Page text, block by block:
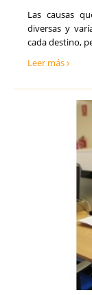
Las causas
diversas y
cada destino,
Leer más